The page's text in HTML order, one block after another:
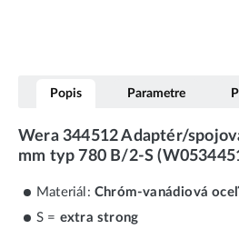
Popis Parametre
Wera 344512 Adaptér/
mm typ 780 B/2-S
Materiál: Chróm-vanádiová oceľ
S = extra strong